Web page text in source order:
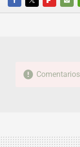
FACEBOOKTWITTERFLIPBOARD
E-